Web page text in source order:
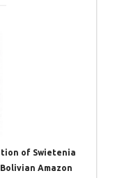
of Swietenia
Amazon